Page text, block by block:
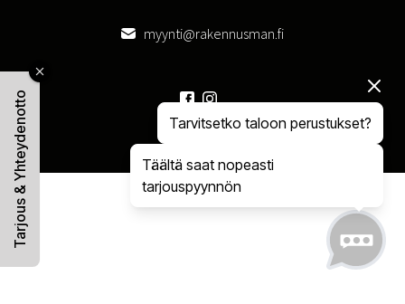
Tarvitsetko taloon perustukset?
Täältä saat nopeasti
tarjouspyynnön
Tarjous & Yhteydenotto
myynti@rakennusman.fi
Artikkelit